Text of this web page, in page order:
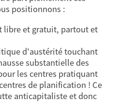
positionnons :
libre et gratuit, partout et
d'austérité touchant
substantielle des
les centres pratiquant
de planification ! Ce
anticapitaliste et donc